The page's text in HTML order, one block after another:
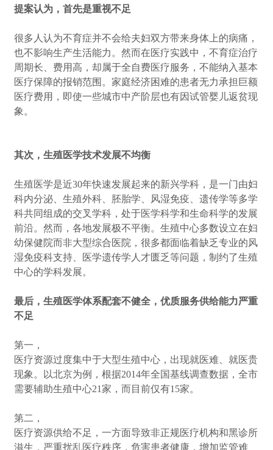
提案认为，首先是重视不足
很多人认为不育症并不会给夫妇双方带来身体上的病痛，
也不影响生产生活能力。然而在医疗实践中，不育症治疗
周期长、费用高，却属于全自费医疗服务，不能纳入基本
医疗保障的报销范围。家庭经济困难的患者无力承担巨额
医疗费用，即使一些城市中产阶层也有因试管婴儿返贫现
象。
其次，生殖医学技术发展不均衡
生殖医学是近30年快速发展起来的新兴学科，是一门由妇
科内分泌、生殖外科、胚胎学、风湿免疫、遗传学等多学
科共同组成的交叉学科，处于医学科学和生命科学的发展
前沿。然而，各地发展极不平衡。生殖中心多数设立在妇
幼保健院而非大型综合医院，很多都面临着缺乏专业的风
湿免疫科支持、医学遗传学人才匮乏等问题，制约了生殖
中心的学科发展。
最后，生殖医学体系配套不健全，优质服务供给能力严重
不足
第一，
医疗资源过度集中于大型生殖中心，出现就医难、就医贵
现象。以北京为例，根据2014年全国基线调查数据，全市
需要辅助生殖中心21家，而目前仅有15家。
第二，
医疗资源供给不足，一方面导致非正规医疗机构和黑诊所
滋生，严重扰乱医疗秩序，危害患者健康，增加监管难